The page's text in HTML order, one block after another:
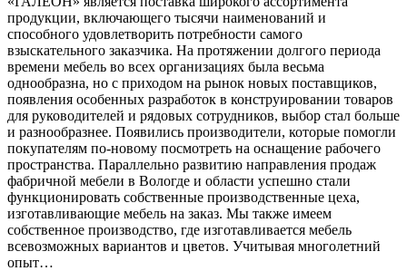
продукции, включающего тысячи наименований и
способного удовлетворить потребности самого
взыскательного заказчика. На протяжении долгого периода
времени мебель во всех организациях была весьма
однообразна, но с приходом на рынок новых поставщиков,
появления особенных разработок в конструировании товаров
для руководителей и рядовых сотрудников, выбор стал больше
и разнообразнее. Появились производители, которые помогли
покупателям по-новому посмотреть на оснащение рабочего
пространства. Параллельно развитию направления продаж
фабричной мебели в Вологде и области успешно стали
функционировать собственные производственные цеха,
изготавливающие мебель на заказ. Мы также имеем
собственное производство, где изготавливается мебель
всевозможных вариантов и цветов. Учитывая многолетний
опыт…